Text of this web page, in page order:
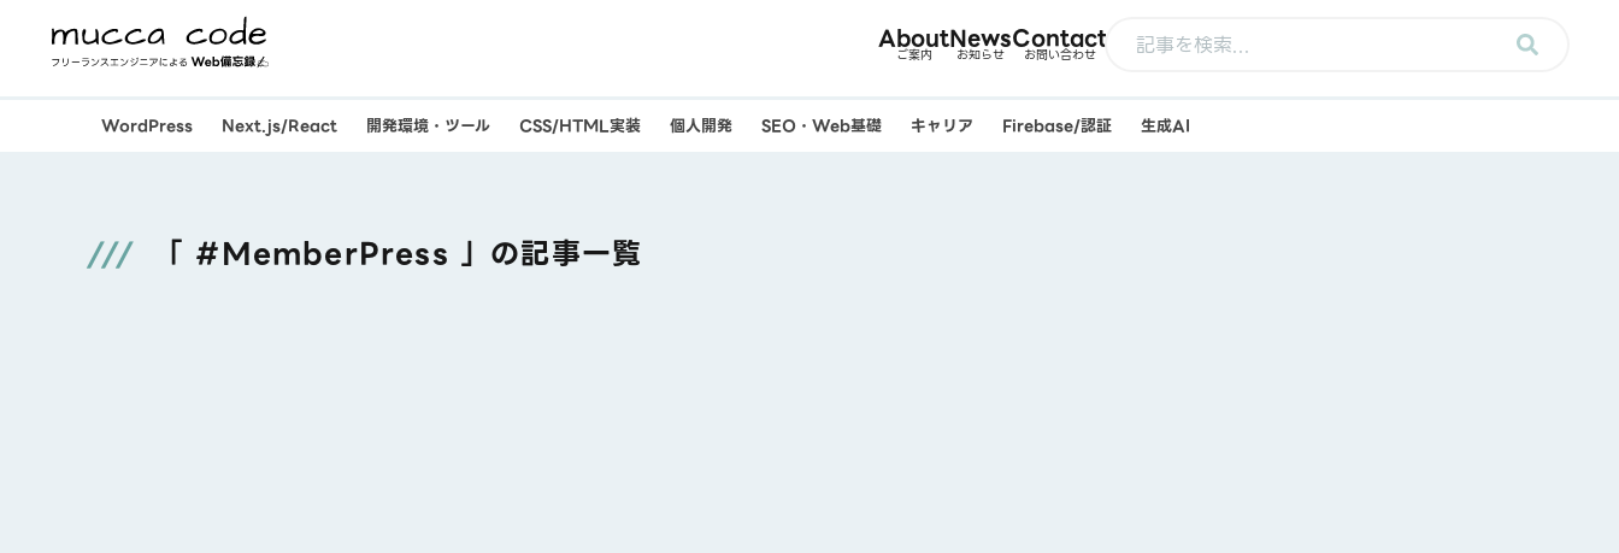
About
ご案内 News
お知らせ Contact
お問い合わせ
WordPress Next.js/React 開発環境・ツール CSS/HTML実装 個人開発 SEO・Web基礎 キャリア Firebase/認証 生成AI
「 #MemberPress 」の記事一覧